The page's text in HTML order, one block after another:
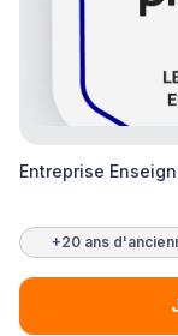
Entreprise
+20 ans